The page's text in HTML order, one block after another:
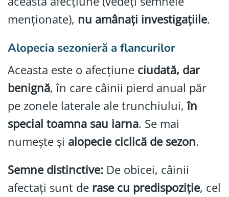
menționate), nu amânați investigațiile.
Alopecia sezonieră a flancurilor
Aceasta este o afecțiune ciudată, dar
benignă, în care câinii pierd anual păr
pe zonele laterale ale trunchiului,în
special toamna sau iarna. Se mai
numește și alopecie ciclică de sezon.
Semne distinctive: De obicei, câinii
afectați sunt de rase cu predispoziție, cel